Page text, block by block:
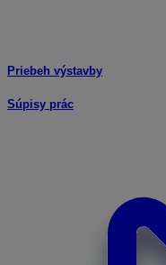
Priebeh výstavby
Súpisy prác